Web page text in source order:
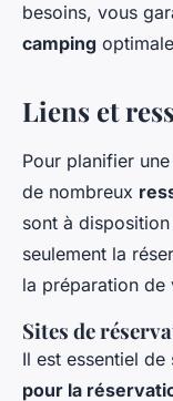
besoins, vous
camping
Liens et
Pour planifier une
de nombreux
sont à
seulement la
la préparation de
Sites de
Il est essentiel
pour la